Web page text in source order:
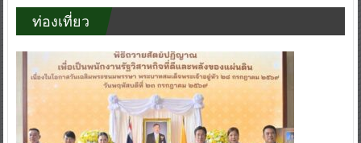
ท่องเที่ยว